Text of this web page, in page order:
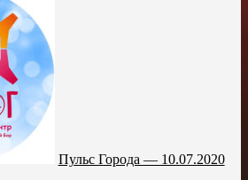
Пульс Города — 10.07.2020